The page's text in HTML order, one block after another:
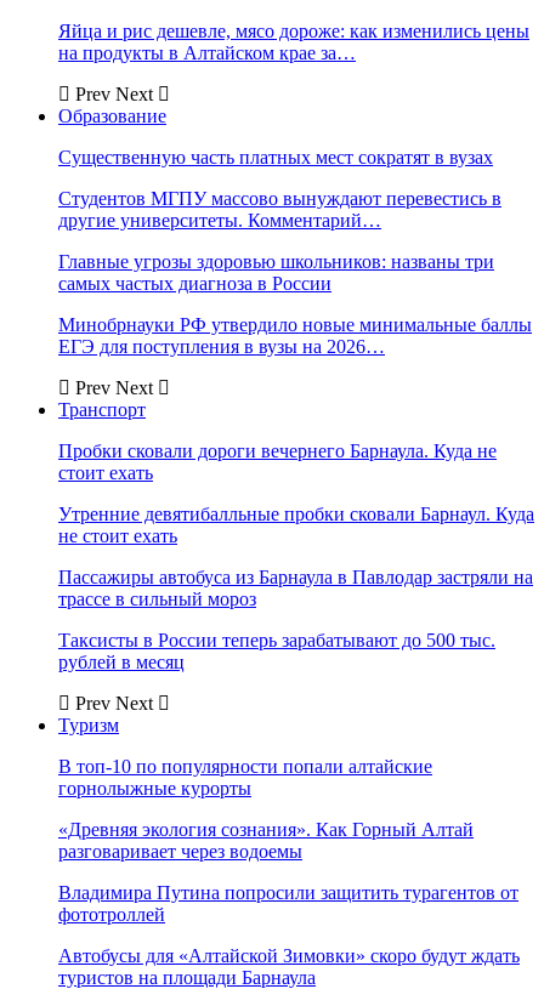
Яйца и рис дешевле, мясо дороже: как изменились цены
на продукты в Алтайском крае за…
Prev Next
Образование
Существенную часть платных мест сократят в вузах
Студентов МГПУ массово вынуждают перевестись в
другие университеты. Комментарий…
Главные угрозы здоровью школьников: названы три
самых частых диагноза в России
Минобрнауки РФ утвердило новые минимальные баллы
ЕГЭ для поступления в вузы на 2026…
Prev Next
Транспорт
Пробки сковали дороги вечернего Барнаула. Куда не
стоит ехать
Утренние девятибалльные пробки сковали Барнаул. Куда
не стоит ехать
Пассажиры автобуса из Барнаула в Павлодар застряли на
трассе в сильный мороз
Таксисты в России теперь зарабатывают до 500 тыс.
рублей в месяц
Prev Next
Туризм
В топ-10 по популярности попали алтайские
горнолыжные курорты
«Древняя экология сознания». Как Горный Алтай
разговаривает через водоемы
Владимира Путина попросили защитить турагентов от
фототроллей
Автобусы для «Алтайской Зимовки» скоро будут ждать
туристов на площади Барнаула